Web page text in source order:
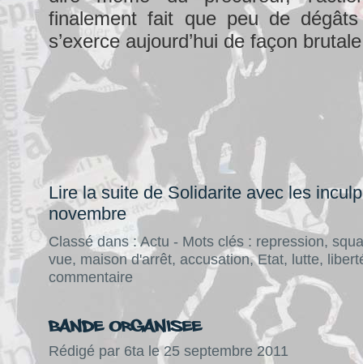
finalement fait que peu de
s’exerce aujourd’hui de façon
Lire la suite de Solidarite avec les
novembre
Classé dans :Actu - Mots clés : repression,
vue, maison d'arrêt, accusation,Etat, lutte,
commentaire
Bande Organisee
Rédigé par 6ta le 25 septembre 2011